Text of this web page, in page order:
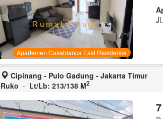
Apartemen Casablanca East Residence
Cipinang - Pulo Gadung - Jakarta Timur
Ruko - Lt/Lb: 213/138 M2